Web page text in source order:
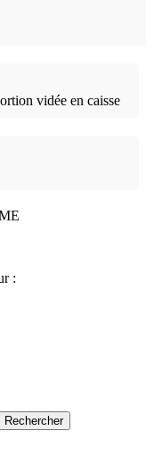
vidée en caisse
: